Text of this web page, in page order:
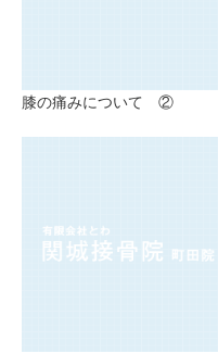
膝の痛みについて ②